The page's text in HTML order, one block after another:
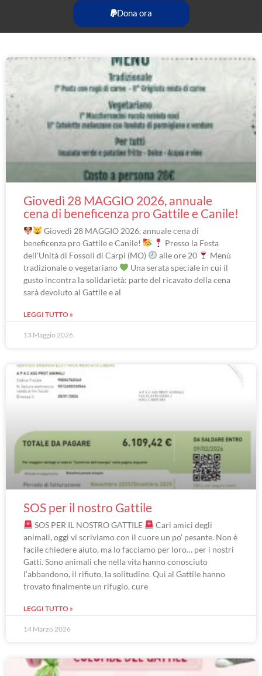
Dona ora
Giovedì 28 MAGGIO 2026, annuale
cena di beneficenza pro Gattile e Canile!
Giovedì 28 MAGGIO 2026, annuale cena di
beneficenza pro Gattile e Canile!
Presso la Festa
dell’Unità di Fossoli di Carpi (MO)
alle ore 20
Menù
tradizionale o vegetariano
Una serata speciale in cui il
gusto incontra la solidarietà: parte del ricavato della cena
sarà devoluto al Gattile e al
LEGGI TUTTO »
13 Maggio 2026
SOS per il nostro Gattile
SOS PER IL NOSTRO GATTILE
Cari amici degli
animali, oggi vi scriviamo con il cuore un po’ pesante. Non è
facile chiedere aiuto, ma lo facciamo per loro… per i nostri
Gatti. Sono animali che nella vita hanno conosciuto
l’abbandono, il rifiuto, la solitudine. Qui al Gattile hanno
trovato finalmente un rifugio, cure
LEGGI TUTTO »
14 Marzo 2026